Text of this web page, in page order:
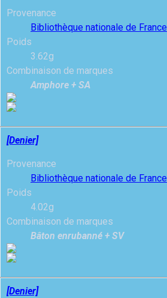
Provenance
Bibliothèque nationale de France
Poids
3.62g
Combinaison de marques
Amphore + SA
[Denier]
Provenance
Bibliothèque nationale de France
Poids
4.02g
Combinaison de marques
Bâton enrubanné + SV
[Denier]